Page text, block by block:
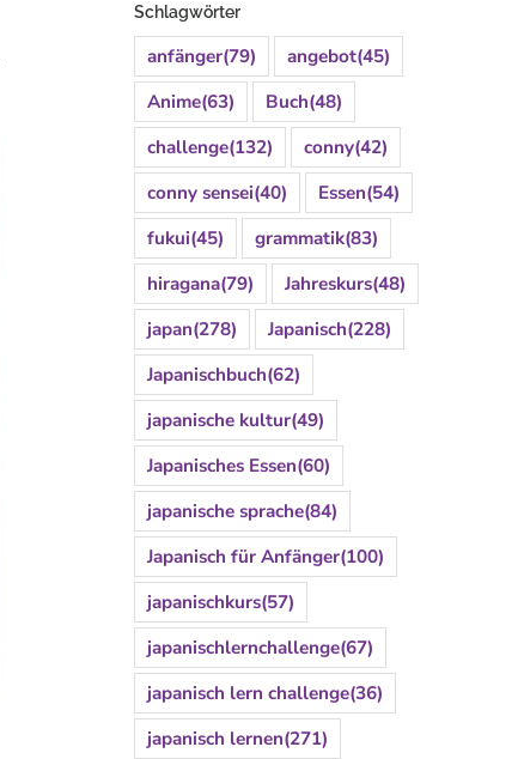
Schlagwörter
anfänger(79) angebot(45)
Anime(63) Buch(48)
challenge(132) conny(42)
conny sensei(40) Essen(54)
fukui(45) grammatik(83)
hiragana(79) Jahreskurs(48)
japan(278) Japanisch(228)
Japanischbuch(62)
japanische kultur(49)
Japanisches Essen(60)
japanische sprache(84)
Japanisch für Anfänger(100)
japanischkurs(57)
japanischlernchallenge(67)
japanisch lern challenge(36)
japanisch lernen(271)